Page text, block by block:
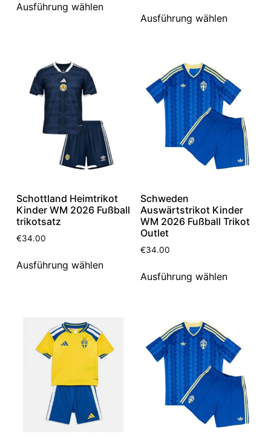
Ausführung wählen
Ausführung wählen
Schottland Heimtrikot
Kinder WM 2026 Fußball
trikotsatz
€34.00
Ausführung wählen
Schweden
Auswärtstrikot Kinder
WM 2026 Fußball Trikot
Outlet
€34.00
Ausführung wählen